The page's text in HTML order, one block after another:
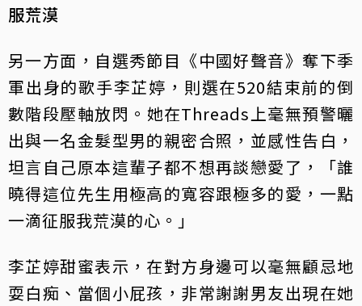
服荒漠
另一方面，自選秀節目《中國好聲音》奪下季
軍出身的歌手李芷婷，則選在520結束前的倒
數階段壓軸放閃。她在Threads上毫無預警曬
出與一名金髮型男的親密合照，並感性告白，
坦言自己原本這輩子都不想再談戀愛了，「誰
曉得這位先生用極高的寬容跟極多的愛，一點
一滴征服我荒漠的心。」
李芷婷甜蜜表示，在對方身邊可以毫無顧忌地
耍白痴、當個小屁孩，非常謝謝男友出現在她